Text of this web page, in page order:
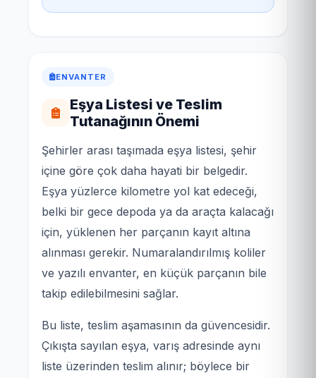
ENVANTER
Eşya Listesi ve Teslim
Tutanağının Önemi
Şehirler arası taşımada eşya listesi, şehir
içine göre çok daha hayati bir belgedir.
Eşya yüzlerce kilometre yol kat edeceği,
belki bir gece depoda ya da araçta kalacağı
için, yüklenen her parçanın kayıt altına
alınması gerekir. Numaralandırılmış koliler
ve yazılı envanter, en küçük parçanın bile
takip edilebilmesini sağlar.
Bu liste, teslim aşamasının da güvencesidir.
Çıkışta sayılan eşya, varış adresinde aynı
liste üzerinden teslim alınır; böylece bir